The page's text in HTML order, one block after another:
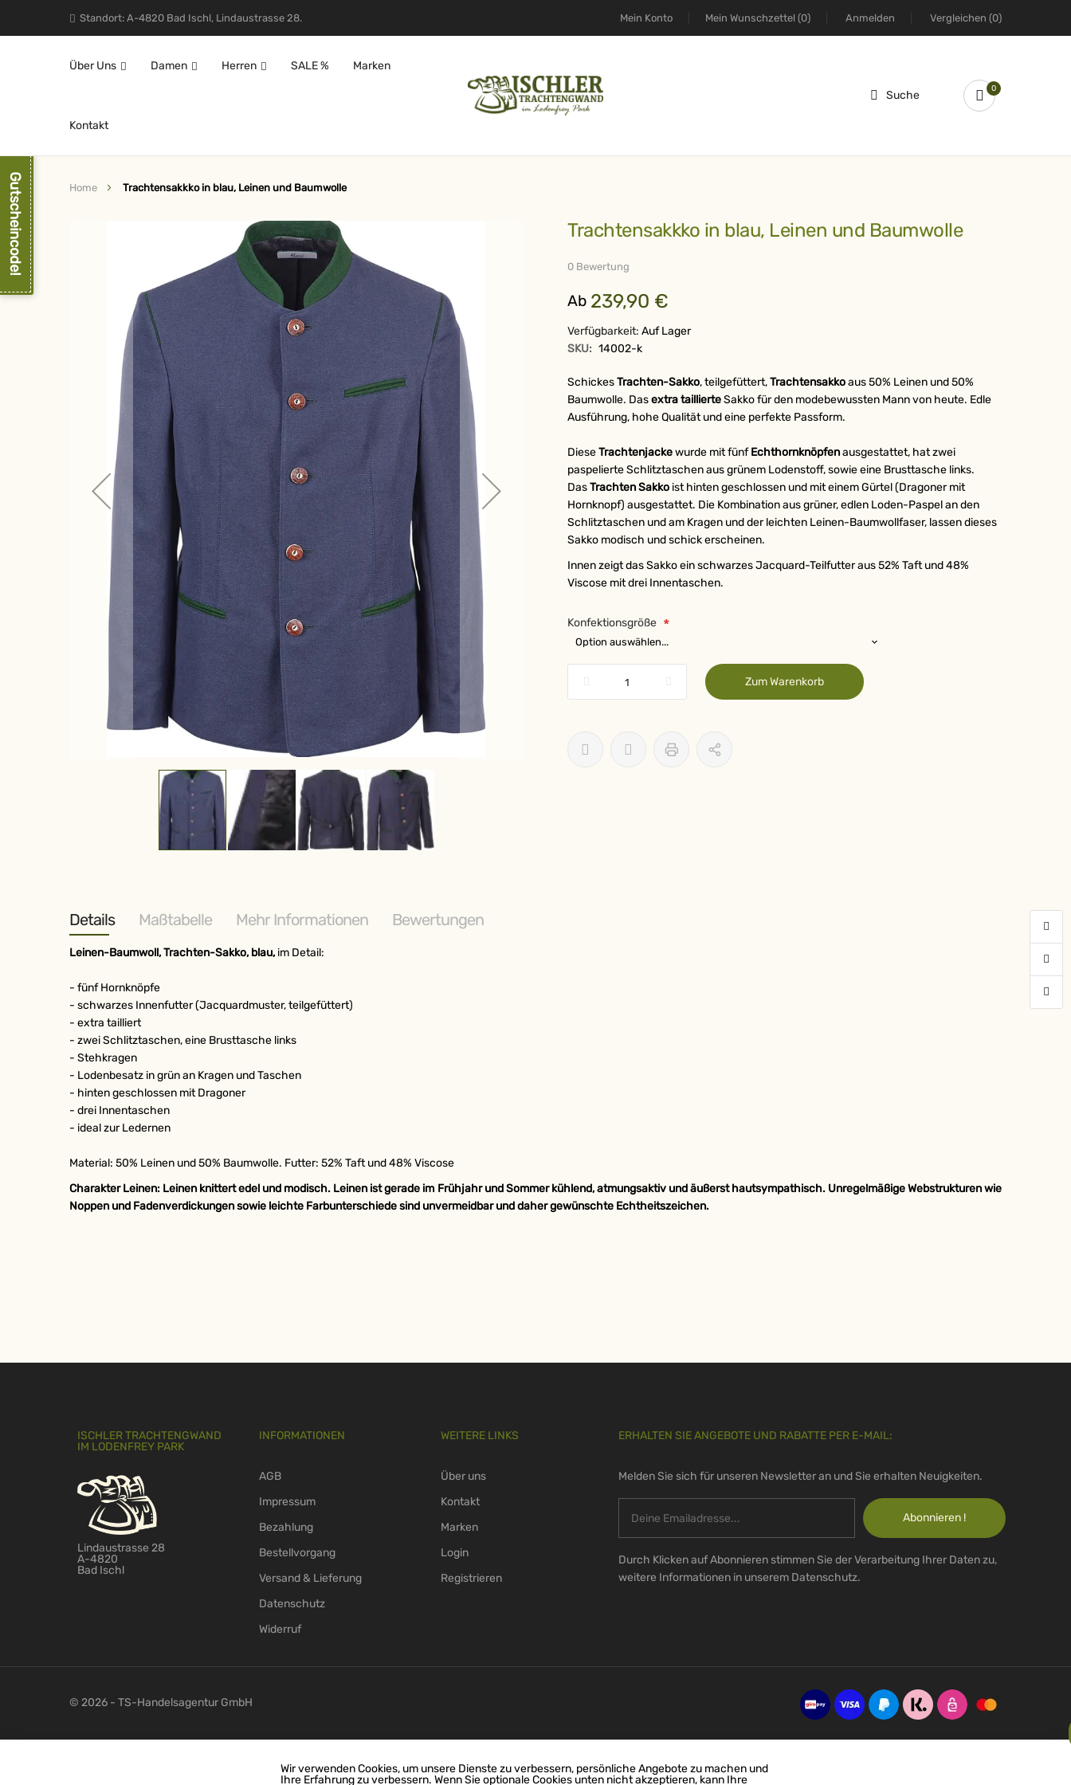
Standort: A-4820 Bad Ischl, Lindaustrasse 28. Mein Konto Mein Wunschzettel (0) Anmelden Vergleichen (0)
Über Uns Damen Herren SALE % Marken
Kontakt
Suche 0
Home Trachtensakkko in blau, Leinen und Baumwolle
Trachtensakkko in blau, Leinen und Baumwolle
0 Bewertung
Ab 239,90 €
Verfügbarkeit: Auf Lager
SKU: 14002-k
SchickesTrachten-Sakko, teilgefüttert,Trachtensakkoaus 50% Leinen und 50%
Baumwolle. Dasextra taillierteSakko für den modebewussten Mann von heute. Edle
Ausführung, hohe Qualität und eine perfekte Passform.
DieseTrachtenjackewurde mit fünfEchthornknöpfenausgestattet, hat zwei
paspelierte Schlitztaschen aus grünem Lodenstoff, sowie eine Brusttasche links.
DasTrachten Sakko ist hinten geschlossen und mit einem Gürtel (Dragoner mit
Hornknopf) ausgestattet. Die Kombination aus grüner, edlen Loden-Paspel an den
Schlitztaschen und am Kragen und der leichten Leinen-Baumwollfaser, lassen dieses
Sakko modisch und schick erscheinen.
Innen zeigt das Sakko ein schwarzes Jacquard-Teilfutter aus 52% Taft und 48%
Viscose mit drei Innentaschen.
Konfektionsgröße
Zum Warenkorb
Details
Leinen-Baumwoll, Trachten-Sakko, blau, im Detail:
- fünf Hornknöpfe
- schwarzes Innenfutter (Jacquardmuster, teilgefüttert)
- extra tailliert
- zwei Schlitztaschen, eine Brusttasche links
- Stehkragen
- Lodenbesatz in grün an Kragen und Taschen
- hinten geschlossen mit Dragoner
- drei Innentaschen
- ideal zur Ledernen
Material: 50% Leinen und 50% Baumwolle. Futter: 52% Taft und 48% Viscose
Charakter Leinen: Leinen knittert edel und modisch. Leinen ist gerade im Frühjahr und Sommer kühlend, atmungsaktiv und äußerst hautsympathisch. Unregelmäßige Webstrukturen wie
Noppen und Fadenverdickungen sowie leichte Farbunterschiede sind unvermeidbar und daher gewünschte Echtheitszeichen.
Maßtabelle Mehr Informationen Bewertungen
ISCHLER TRACHTENGWAND
IM LODENFREY PARK
Lindaustrasse 28
A-4820
Bad Ischl
INFORMATIONEN
AGB
Impressum
Bezahlung
Bestellvorgang
Versand & Lieferung
Datenschutz
Widerruf
WEITERE LINKS
Über uns
Kontakt
Marken
Login
Registrieren
ERHALTEN SIE ANGEBOTE UND RABATTE PER E-MAIL:
Melden Sie sich für unseren Newsletter an und Sie erhalten Neuigkeiten.
Abonnieren !
Durch Klicken auf Abonnieren stimmen Sie der Verarbeitung Ihrer Daten zu,
weitere Informationen in unserem Datenschutz.
© 2026 - TS-Handelsagentur GmbH
Gutscheincode!
Wir verwenden Cookies, um unsere Dienste zu verbessern, persönliche Angebote zu machen und
Ihre Erfahrung zu verbessern. Wenn Sie optionale Cookies unten nicht akzeptieren, kann Ihre